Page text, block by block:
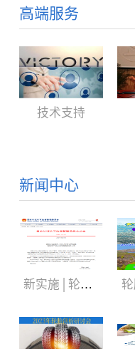
高端服务
技术支持
新闻中心
新实施│轮胎3C认证规则